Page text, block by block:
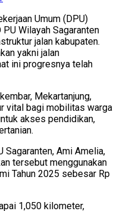
Umum (DPU)
Wilayah Sagaranten
jalan kabupaten.
yakni jalan
ini progresnya telah
Mekartanjung,
vital bagi mobilitas warga
akses pendidikan,
Sagaranten, Ami Amelia,
tersebut menggunakan
Tahun 2025 sebesar Rp
1,050 kilometer,